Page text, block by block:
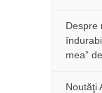
Despre
mea”
Noutăţi